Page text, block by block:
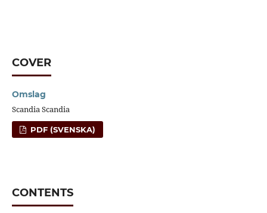
COVER
Omslag
Scandia Scandia
PDF (SVENSKA)
CONTENTS